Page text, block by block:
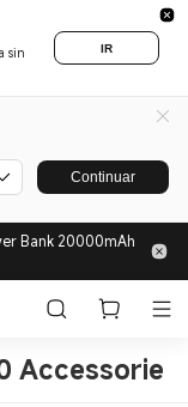
sin
IR
Continuar
Bank 20000mAh
Accessories